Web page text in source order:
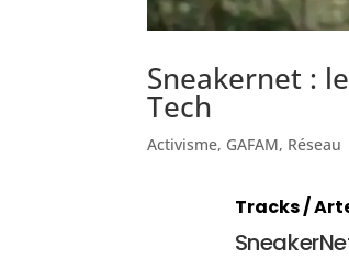
Sneakernet :
Tech
Activisme, GAFAM, Réseau
Tracks /